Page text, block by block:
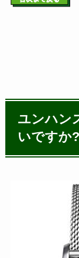
ユンハン
いですか?